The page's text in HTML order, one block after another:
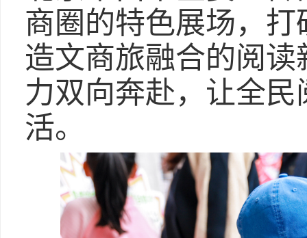
商圈的特色展场，
造文商旅融合的阅
力双向奔赴，让全
活。